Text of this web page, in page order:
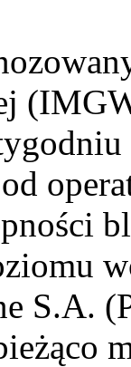
S.A.